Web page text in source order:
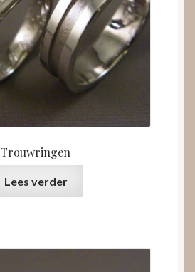
Trouwringen
Lees verder